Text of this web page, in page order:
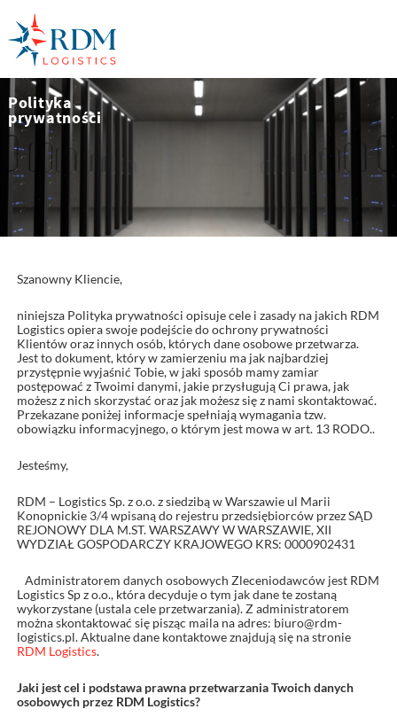
Polityka
prywatności
Szanowny Kliencie,
niniejsza Polityka prywatności opisuje cele i zasady na jakich RDM
Logistics opiera swoje podejście do ochrony prywatności
Klientów oraz innych osób, których dane osobowe przetwarza.
Jest to dokument, który w zamierzeniu ma jak najbardziej
przystępnie wyjaśnić Tobie, w jaki sposób mamy zamiar
postępować z Twoimi danymi, jakie przysługują Ci prawa, jak
możesz z nich skorzystać oraz jak możesz się z nami skontaktować.
Przekazane poniżej informacje spełniają wymagania tzw.
obowiązku informacyjnego, o którym jest mowa w art. 13 RODO..
Jesteśmy,
RDM – Logistics Sp. z o.o. z siedzibą w Warszawie ul Marii
Konopnickie 3/4 wpisaną do rejestru przedsiębiorców przez SĄD
REJONOWY DLA M.ST. WARSZAWY W WARSZAWIE, XII
WYDZIAŁ GOSPODARCZY KRAJOWEGO KRS: 0000902431
Administratorem danych osobowych Zleceniodawców jest RDM
Logistics Sp z o.o., która decyduje o tym jak dane te zostaną
wykorzystane (ustala cele przetwarzania). Z administratorem
można skontaktować się pisząc maila na adres: biuro@rdm-
logistics.pl. Aktualne dane kontaktowe znajdują się na stronie
RDM Logistics.
Jaki jest cel i podstawa prawna przetwarzania Twoich danych
osobowych przez RDM Logistics?